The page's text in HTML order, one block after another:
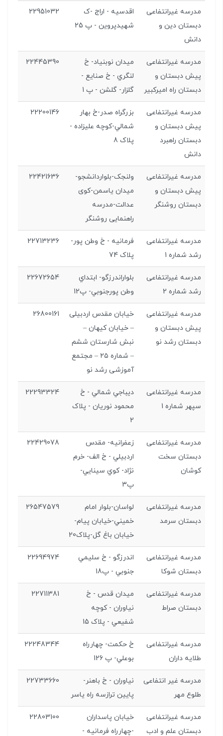
مدرسه غیرانتفاعی
دبستان دین و
دانش
اقدسيه - اراج -ک
شهيدپروين - پ 25
22951032
مدرسه غیرانتفاعی
پیش دبستان و
دبستان راه امیرکبیر
ميدان نوبنياد- خ
لنگري - خ صنايع -
گلزار- گلشن - پ 1
22445390
مدرسه غیرانتفاعی
پیش دبستان و
دبستان راهبرد
دانش
بزرگراه صدر-خ بهار
شمالي-کوچه عليزاده -
پلاک 8
22200146
مدرسه غیرانتفاعی
پیش دبستان و
دبستان روشنگر
ولنجک-بلواردانشجو-
میدان یاسمن-کوی
عدالت-مدرسه
راهنمایی روشنگر
22421636
مدرسه غیرانتفاعی
رشد شماره 1
فرمانيه - خ وطن پور-
پلاک 74
22713236
مدرسه غیرانتفاعی
رشد شماره 2
بلواراندرزگو- ابتداي
وطن پورجنوبي- پ12
22672654
مدرسه غیرانتفاعی
پیش دبستان و
دبستان رشد نو
خیابان مقدس اردبیلی
– خیابان کیهان –
نبش شارستان ششم
– شماره ۲۵ – مجتمع
آموزشی رشد نو
26800161
مدرسه غیرانتفاعی
سپهر شماره 1
ديباجي شمالي - خ
محمود نوريان - پلاک
2
22293324
مدرسه غیرانتفاعی
دبستان سخت
کوشان
زعفرانيه- مقدس
اردبيلي - خ الف- خرم
نژاد- كوي سينايي-
پ3
22429078
مدرسه غیرانتفاعی
دبستان سرمد
لواسان-بلوار امام
خميني-خيابان پيام-
خيابان باغ گل-پلاک20
26547579
مدرسه غیرانتفاعی
دبستان شوکا
اندرزگو - خ سليمي
جنوبي - پ18
22694974
مدرسه غیرانتفاعی
دبستان صراط
میدان قدس - خ
نياوران - کوچه
شفيعي - پلاک 15
22711381
مدرسه غیرانتفاعی
طلایه داران
خ حكمت- چهارراه
بوعلي- پ 126
22248344
مدرسه غیر انتفاعی
طلوع مهر
نياوران - خ باهنر-
پايين ترازسه راه ياسر
22733660
مدرسه غیرانتفاعی
دبستان علم و ادب
خيابان پاسداران
-چهارراه فرمانيه -
22803100